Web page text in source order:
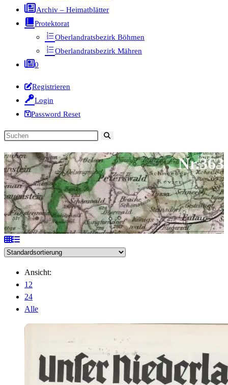
Archiv – Heimatblätter
Protektorat
Oberlandratsbezirk Böhmen
Oberlandratsbezirk Mähren
0
Registrieren
Login
Password Reset
Diese
durchsuchen
Nr.363
Ansicht:
12
24
Alle